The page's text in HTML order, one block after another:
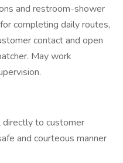
and restroom-shower
completing daily routes,
contact and open
May work
to customer
and courteous manner